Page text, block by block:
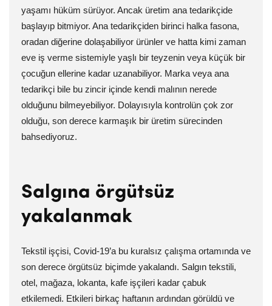
yaşamı hüküm sürüyor. Ancak üretim ana tedarikçide
başlayıp bitmiyor. Ana tedarikçiden birinci halka fasona,
oradan diğerine dolaşabiliyor ürünler ve hatta kimi zaman
eve iş verme sistemiyle yaşlı bir teyzenin veya küçük bir
çocuğun ellerine kadar uzanabiliyor. Marka veya ana
tedarikçi bile bu zincir içinde kendi malının nerede
olduğunu bilmeyebiliyor. Dolayısıyla kontrolün çok zor
olduğu, son derece karmaşık bir üretim sürecinden
bahsediyoruz.
Salgına örgütsüz
yakalanmak
Tekstil işçisi, Covid-19’a bu kuralsız çalışma ortamında ve
son derece örgütsüz biçimde yakalandı. Salgın tekstili,
otel, mağaza, lokanta, kafe işçileri kadar çabuk
etkilemedi. Etkileri birkaç haftanın ardından görüldü ve